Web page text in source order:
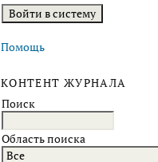
Помощь
КОНТЕНТ ЖУРНАЛА
Поиск
Область поиска